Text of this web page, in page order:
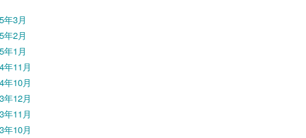
年3月
年2月
年1月
年11月
年10月
年12月
年11月
年10月